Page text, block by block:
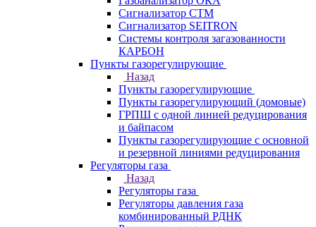
Сигнализатор СТМ
Сигнализатор SEITRON
Системы контроля загазованности
КАРБОН
Пункты газорегулирующие
Назад
Пункты газорегулирующие
Пункты газорегулирующий (домовые)
ГРПШ с одной линией редуцирования
и байпасом
Пункты газорегулирующие с основной
и резервной линиями редуцирования
Регуляторы газа
Назад
Регуляторы газа
Регуляторы давления газа
комбинированный РДНК